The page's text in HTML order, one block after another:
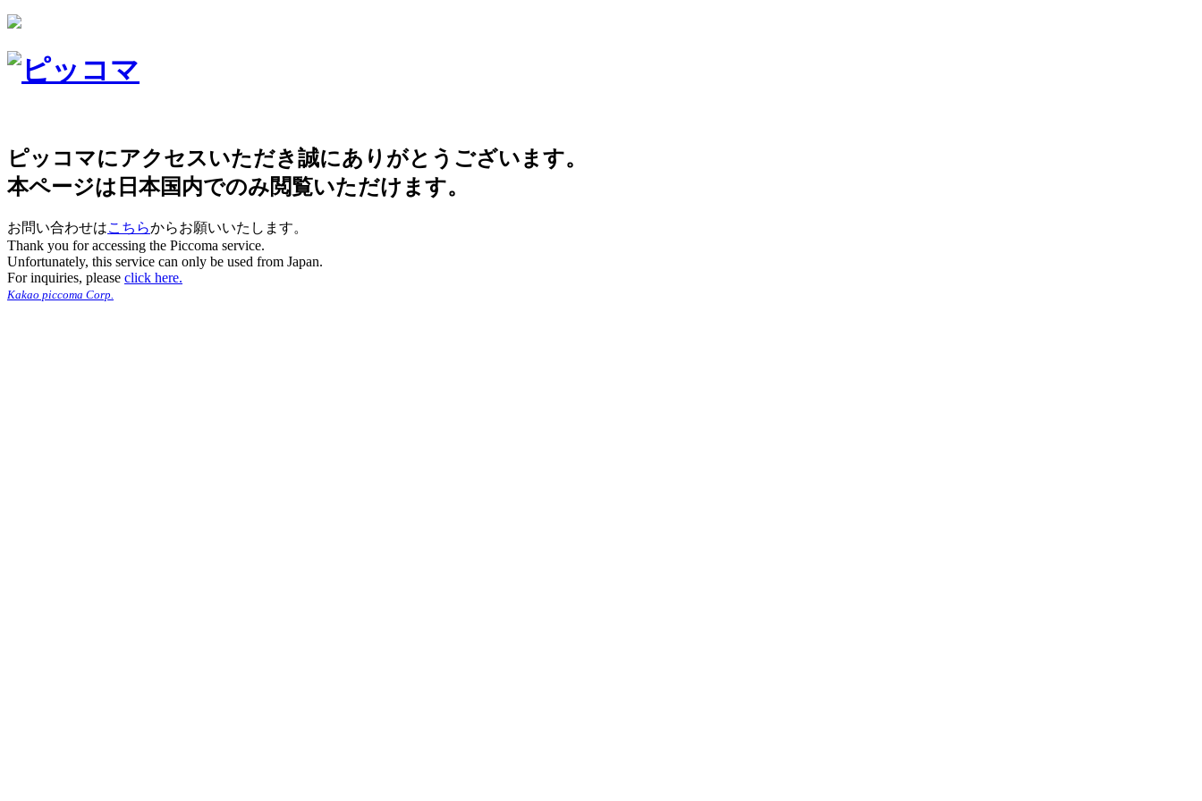
ピッコマにアクセスいただき誠にありがとうございます。
本ページは日本国内でのみ閲覧いただけます。
お問い合わせはこちらからお願いいたします。
Thank you for accessing the Piccoma service.
Unfortunately, this service can only be used from Japan.
For inquiries, please click here.
Kakao piccoma Corp.